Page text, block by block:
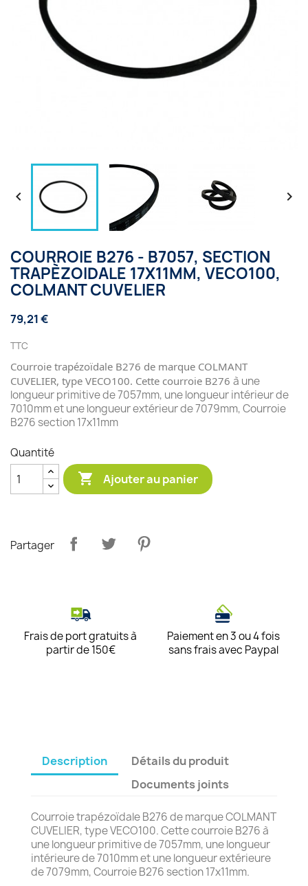
 
COURROIE B276 - B7057, SECTION
TRAPÈZOIDALE 17X11MM, VECO100,
COLMANT CUVELIER
79,21 €
TTC
Courroie trapézoïdale B276 de marque COLMANT
CUVELIER, type VECO100. Cette courroie B276 à une
longueur primitive de 7057mm, une longueur intérieur de
7010mm et une longueur extérieur de 7079mm, Courroie
B276 section 17x11mm
Quantité
 Ajouter au panier
Partager
Frais de port gratuits à
partir de 150€
Paiement en 3 ou 4 fois
sans frais avec Paypal
Description
Détails du produit
Documents joints
Courroie trapézoïdale B276 de marque COLMANT
CUVELIER, type VECO100. Cette courroie B276 à
une longueur primitive de 7057mm, une longueur
intérieure de 7010mm et une longueur extérieure
de 7079mm, Courroie B276 section 17x11mm.